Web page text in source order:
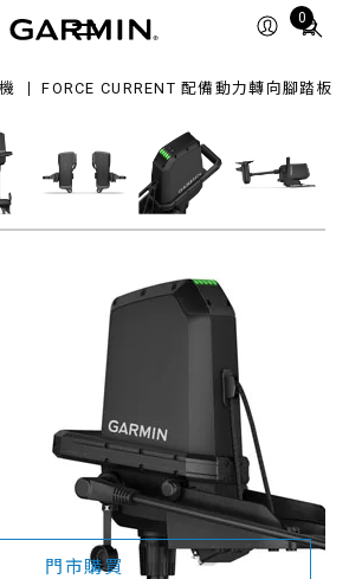
0
Total
cart:
FORCE CURRENT 配備動力轉向腳踏板
配備動力轉向
腳踏板
木舟電動船外機
010-02864-00
門市購買